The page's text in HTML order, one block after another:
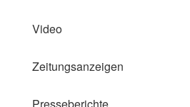
Video
Zeitungsanzeigen
Presseberichte